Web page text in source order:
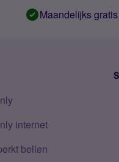
Maandelijks
internet
bellen